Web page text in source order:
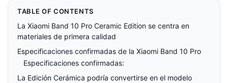
TABLE OF CONTENTS
La Xiaomi Band 10 Pro Ceramic Edition se centra en
materiales de primera calidad
Especificaciones confirmadas de la Xiaomi Band 10 Pro
Especificaciones confirmadas:
La Edición Cerámica podría convertirse en el modelo